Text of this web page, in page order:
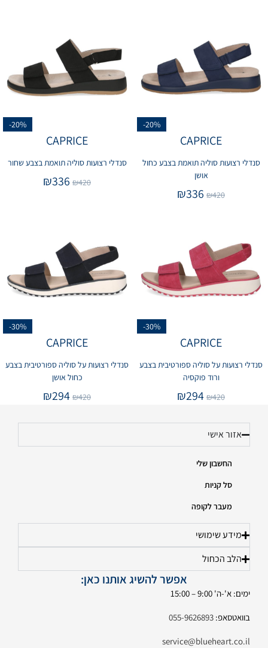
-20%
CAPRICE
סנדלי רצועות סוליה תואמת בצבע כחול
אושן
₪420
₪336
-20%
CAPRICE
סנדלי רצועות סוליה תואמת בצבע שחור
₪420
₪336
-30%
CAPRICE
סנדלי רצועות על סוליה ספורטיבית בצבע
ורוד פוקסיה
₪420
₪294
-30%
CAPRICE
סנדלי רצועות על סוליה ספורטיבית בצבע
כחול אושן
₪420
₪294
אזור אישי
החשבון שלי
סל קניות
מעבר לקופה
מידע שימושי
הלב הכחול
אפשר להשיג אותנו כאן:
ימים: א'-ה' 9:00 – 15:00
בוואטסאפ: 055-9626893
service@blueheart.co.il